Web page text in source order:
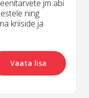
jm abi
ning
kriiside ja
Vaata lisa